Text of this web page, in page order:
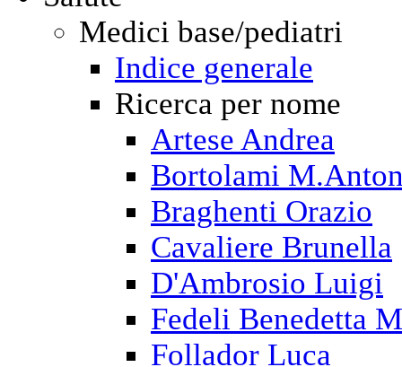
Medici base/pediatri
Indice generale
Ricerca per nome
Artese Andrea
Bortolami
Braghenti Orazio
Cavaliere Brunella
D'Ambrosio Luigi
Fedeli Benedetta
Follador Luca